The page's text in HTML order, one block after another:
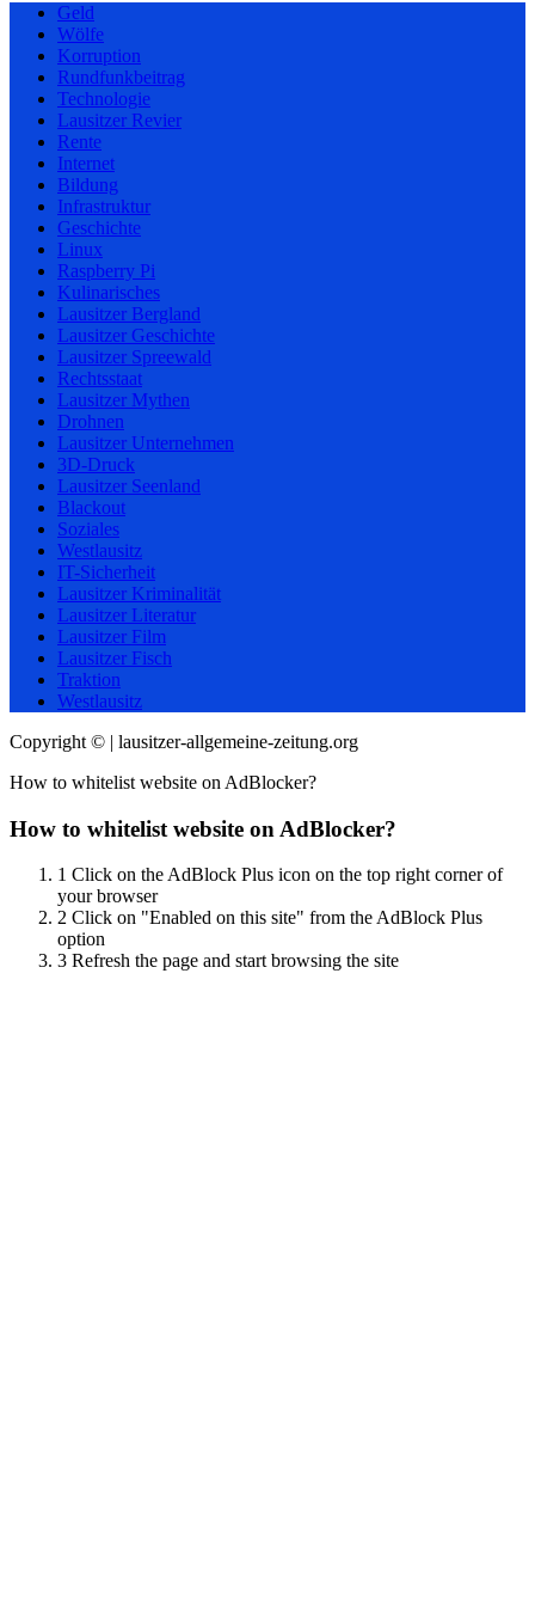
Geld
Wölfe
Korruption
Rundfunkbeitrag
Technologie
Lausitzer Revier
Rente
Internet
Bildung
Infrastruktur
Geschichte
Linux
Raspberry Pi
Kulinarisches
Lausitzer Bergland
Lausitzer Geschichte
Lausitzer Spreewald
Rechtsstaat
Lausitzer Mythen
Drohnen
Lausitzer Unternehmen
3D-Druck
Lausitzer Seenland
Blackout
Soziales
Westlausitz
IT-Sicherheit
Lausitzer Kriminalität
Lausitzer Literatur
Lausitzer Film
Lausitzer Fisch
Traktion
Westlausitz
Copyright © | lausitzer-allgemeine-zeitung.org
How to whitelist website on AdBlocker?
How to whitelist website on AdBlocker?
1 Click on the AdBlock Plus icon on the top right corner of
your browser
2 Click on "Enabled on this site" from the AdBlock Plus
option
3 Refresh the page and start browsing the site